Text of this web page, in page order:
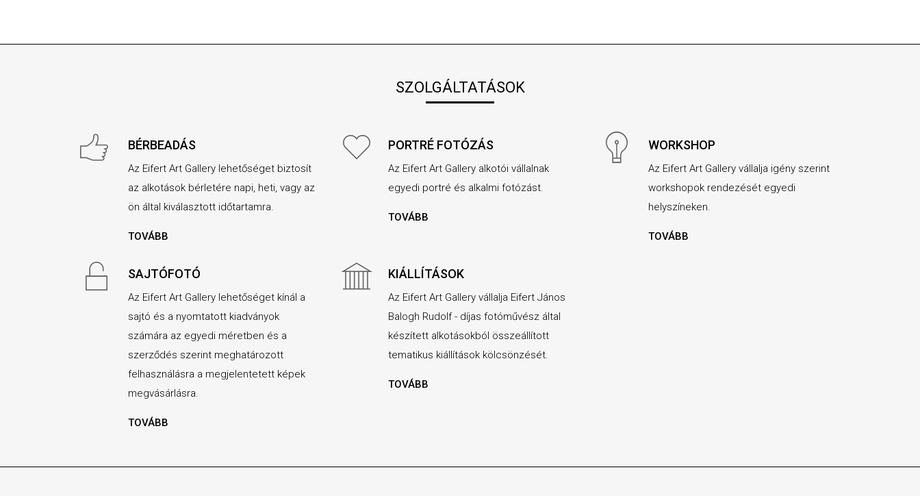
SZOLGÁLTATÁSOK
BÉRBEADÁS
Az Eifert Art Gallery lehetőséget biztosít
az alkotások bérletére napi, heti, vagy az
ön által kiválasztott időtartamra.
TOVÁBB
PORTRÉ FOTÓZÁS
Az Eifert Art Gallery alkotói vállalnak
egyedi portré és alkalmi fotózást.
TOVÁBB
WORKSHOP
Az Eifert Art Gallery vállalja igény szerint
workshopok rendezését egyedi
helyszíneken.
TOVÁBB
SAJTÓFOTÓ
Az Eifert Art Gallery lehetőséget kínál a
sajtó és a nyomtatott kiadványok
számára az egyedi méretben és a
szerződés szerint meghatározott
felhasználásra a megjelentetett képek
megvásárlásra.
TOVÁBB
KIÁLLÍTÁSOK
Az Eifert Art Gallery vállalja Eifert János
Balogh Rudolf - díjas fotóművész által
készített alkotásokból összeállított
tematikus kiállítások kölcsönzését.
TOVÁBB